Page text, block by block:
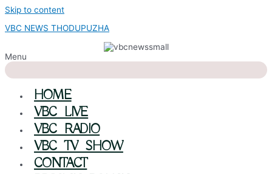
Skip to content
VBC NEWS THODUPUZHA
Menu
HOME
VBC LIVE
VBC RADIO
VBC TV SHOW
CONTACT